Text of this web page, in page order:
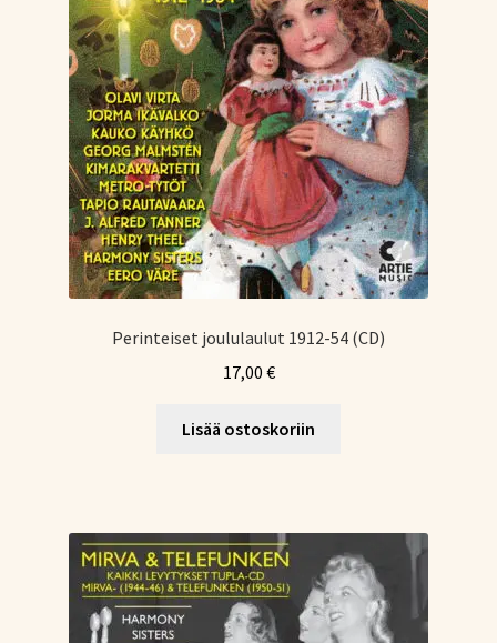
Perinteiset joululaulut 1912-54 (CD)
17,00 €
Lisää ostoskoriin